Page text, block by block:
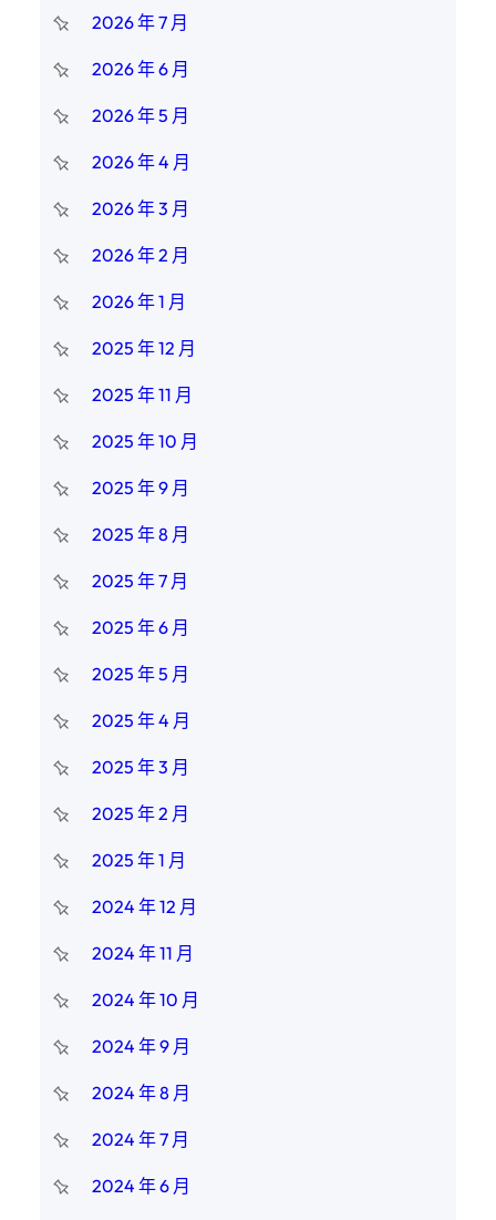
2026 年 7 月
2026 年 6 月
2026 年 5 月
2026 年 4 月
2026 年 3 月
2026 年 2 月
2026 年 1 月
2025 年 12 月
2025 年 11 月
2025 年 10 月
2025 年 9 月
2025 年 8 月
2025 年 7 月
2025 年 6 月
2025 年 5 月
2025 年 4 月
2025 年 3 月
2025 年 2 月
2025 年 1 月
2024 年 12 月
2024 年 11 月
2024 年 10 月
2024 年 9 月
2024 年 8 月
2024 年 7 月
2024 年 6 月